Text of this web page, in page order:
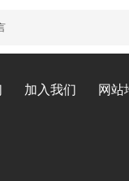
加入我们 网站